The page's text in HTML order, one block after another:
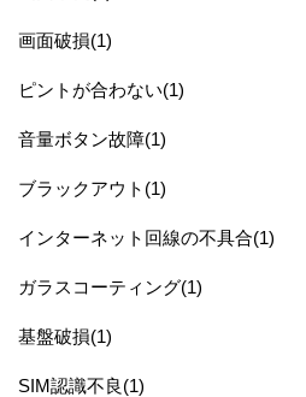
画面破損(1)
ピントが合わない(1)
音量ボタン故障(1)
ブラックアウト(1)
インターネット回線の不具合(1)
ガラスコーティング(1)
基盤破損(1)
SIM認識不良(1)